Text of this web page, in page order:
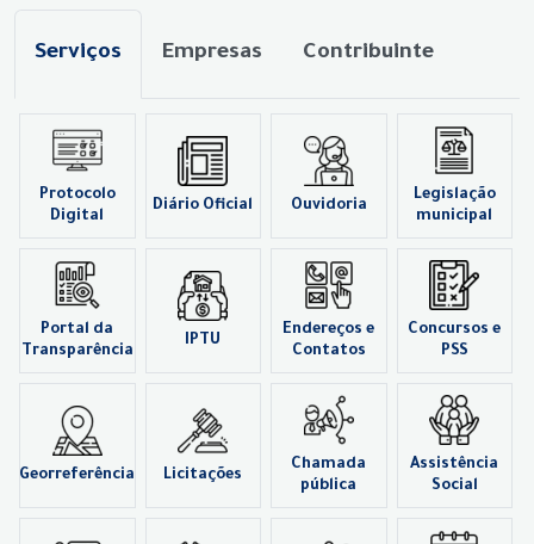
Serviços Empresas Contribuinte
Protocolo
Digital
Diário Oficial Ouvidoria
Legislação
municipal
Portal da
Transparência
IPTU
Endereços e
Contatos
Concursos e
PSS
Georreferência Licitações
Chamada
pública
Assistência
Social